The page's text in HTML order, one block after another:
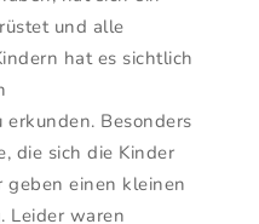
und alle
hat es sichtlich
Besonders
die sich die Kinder
geben einen kleinen
Leider waren